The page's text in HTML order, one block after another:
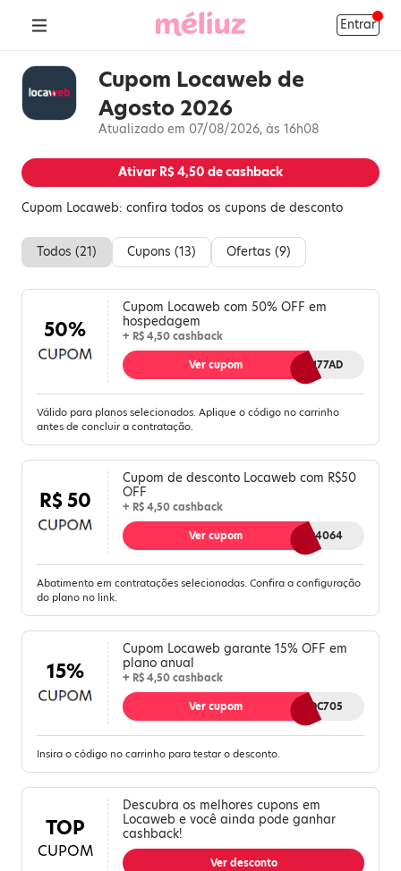
Entrar
Cupom Locaweb de
Agosto 2026
Atualizado em 07/08/2026, às 16h08
Ativar R$ 4,50 de cashback
Cupom Locaweb: confira todos os cupons de desconto
Todos (21) Cupons (13) Ofertas (9)
50%
Cupom Locaweb com 50% OFF em
hospedagem
+ R$ 4,50 cashback
MLZSHB177AD
Ver cupom
Válido para planos selecionados. Aplique o código no carrinho
antes de concluir a contratação.
R$ 50
Cupom de desconto Locaweb com R$50
OFF
+ R$ 4,50 cashback
VPSCP94064
Ver cupom
Abatimento em contratações selecionadas. Confira a configuração
do plano no link.
15%
Cupom Locaweb garante 15% OFF em
plano anual
+ R$ 4,50 cashback
EMAGODC705
Ver cupom
Insira o código no carrinho para testar o desconto.
TOP
CUPOM
Descubra os melhores cupons em
Locaweb e você ainda pode ganhar
cashback!
Ver desconto